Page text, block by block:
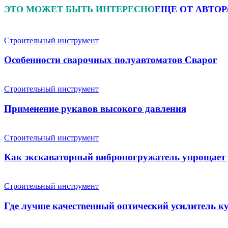
ЭТО МОЖЕТ БЫТЬ ИНТЕРЕСНОЕЩЕ ОТ
Строительный инструмент
Особенности сварочных полуавтоматов Сварог
Строительный инструмент
Применение рукавов высокого давления
Строительный инструмент
Как экскаваторный вибропогружатель
Строительный инструмент
Где лучше качественный оптический усилитель